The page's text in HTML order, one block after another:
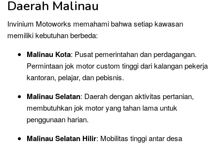
Daerah Malinau
Invinium Motoworks memahami bahwa setiap kawasan
memiliki kebutuhan berbeda:
Malinau Kota: Pusat pemerintahan dan perdagangan.
Permintaan jok motor custom tinggi dari kalangan pekerja
kantoran, pelajar, dan pebisnis.
Malinau Selatan: Daerah dengan aktivitas pertanian,
membutuhkan jok motor yang tahan lama untuk
penggunaan harian.
Malinau Selatan Hilir: Mobilitas tinggi antar desa